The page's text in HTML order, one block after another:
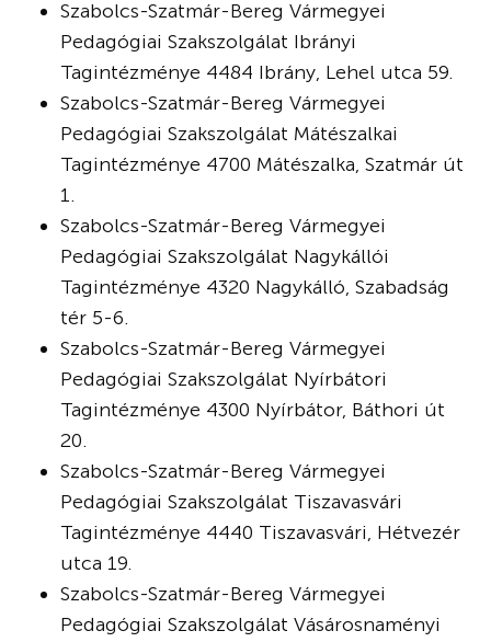
Szabolcs-Szatmár-Bereg Vármegyei
Pedagógiai Szakszolgálat Ibrányi
Tagintézménye 4484 Ibrány, Lehel utca 59.
Szabolcs-Szatmár-Bereg Vármegyei
Pedagógiai Szakszolgálat Mátészalkai
Tagintézménye 4700 Mátészalka, Szatmár út
1.
Szabolcs-Szatmár-Bereg Vármegyei
Pedagógiai Szakszolgálat Nagykállói
Tagintézménye 4320 Nagykálló, Szabadság
tér 5-6.
Szabolcs-Szatmár-Bereg Vármegyei
Pedagógiai Szakszolgálat Nyírbátori
Tagintézménye 4300 Nyírbátor, Báthori út
20.
Szabolcs-Szatmár-Bereg Vármegyei
Pedagógiai Szakszolgálat Tiszavasvári
Tagintézménye 4440 Tiszavasvári, Hétvezér
utca 19.
Szabolcs-Szatmár-Bereg Vármegyei
Pedagógiai Szakszolgálat Vásárosnaményi